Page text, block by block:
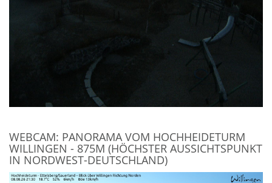
WEBCAM: PANORAMA VOM HOCHHEIDETURM
WILLINGEN - 875M (HÖCHSTER AUSSICHTSPUNKT
IN NORDWEST-DEUTSCHLAND)